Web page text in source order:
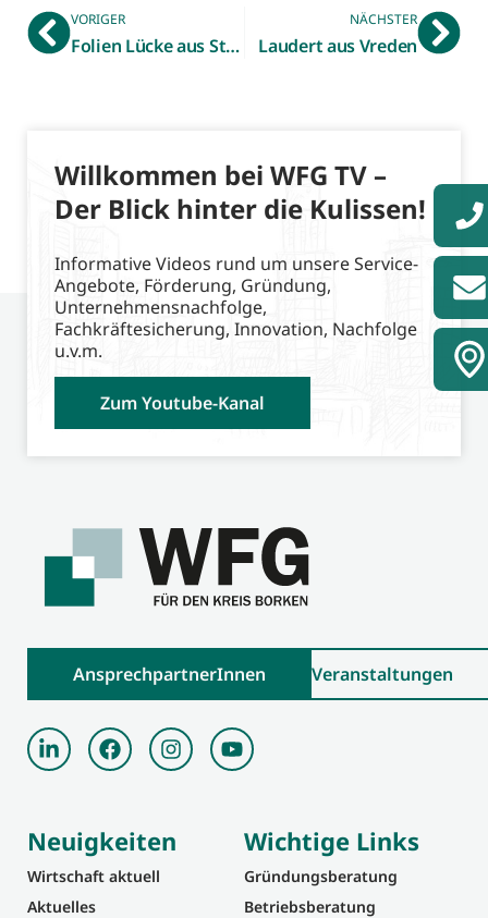
VORIGER
Folien Lücke aus Stadtlohn
NÄCHSTER
Laudert aus Vreden
Willkommen bei WFG TV –
Der Blick hinter die Kulissen!
Informative Videos rund um unsere Service-
Angebote, Förderung, Gründung,
Unternehmensnachfolge,
Fachkräftesicherung, Innovation, Nachfolge
u.v.m.
Zum Youtube-Kanal
AnsprechpartnerInnen Veranstaltungen
Neuigkeiten
Wirtschaft aktuell
Aktuelles
Wichtige Links
Gründungsberatung
Betriebsberatung